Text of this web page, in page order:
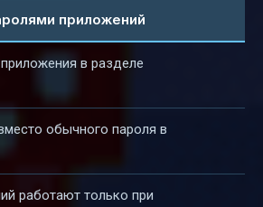
приложений
в разделе
обычного пароля в
работают только при